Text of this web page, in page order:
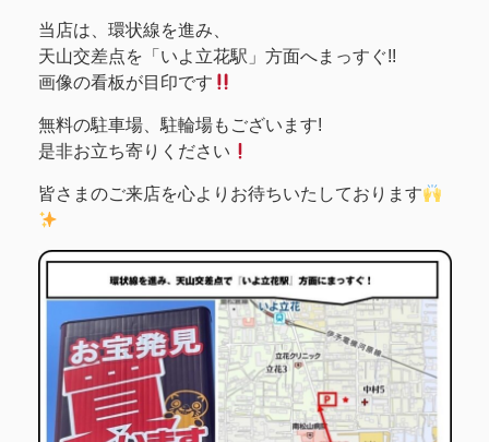
当店は、環状線を進み、
天山交差点を「いよ立花駅」方面へまっすぐ!!
画像の看板が目印です
無料の駐車場、駐輪場もございます!
是非お立ち寄りください
皆さまのご来店を心よりお待ちいたしております